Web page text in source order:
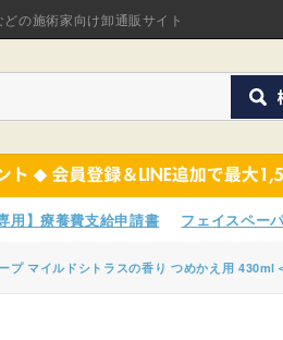
の施術家向け卸通販サイト
用】療養費支給申請書 フェイスペー
プ マイルドシトラスの香り つめかえ用 430ml